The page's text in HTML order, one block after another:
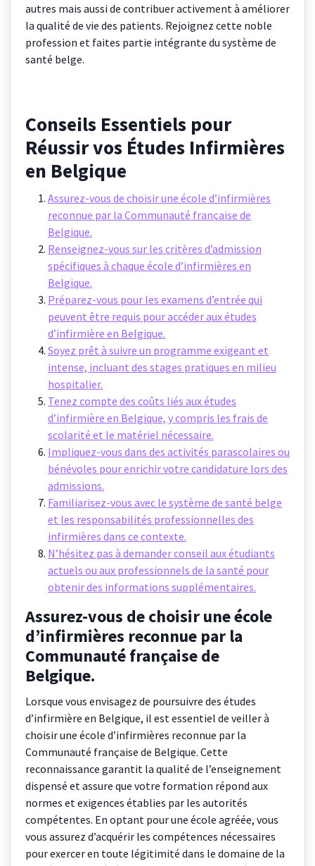
autres mais aussi de contribuer activement à améliorer
la qualité de vie des patients. Rejoignez cette noble
profession et faites partie intégrante du système de
santé belge.
Conseils Essentiels pour
Réussir vos Études Infirmières
en Belgique
Assurez-vous de choisir une école d’infirmières
reconnue par la Communauté française de
Belgique.
Renseignez-vous sur les critères d’admission
spécifiques à chaque école d’infirmières en
Belgique.
Préparez-vous pour les examens d’entrée qui
peuvent être requis pour accéder aux études
d’infirmière en Belgique.
Soyez prêt à suivre un programme exigeant et
intense, incluant des stages pratiques en milieu
hospitalier.
Tenez compte des coûts liés aux études
d’infirmière en Belgique, y compris les frais de
scolarité et le matériel nécessaire.
Impliquez-vous dans des activités parascolaires ou
bénévoles pour enrichir votre candidature lors des
admissions.
Familiarisez-vous avec le système de santé belge
et les responsabilités professionnelles des
infirmières dans ce contexte.
N’hésitez pas à demander conseil aux étudiants
actuels ou aux professionnels de la santé pour
obtenir des informations supplémentaires.
Assurez-vous de choisir une école
d’infirmières reconnue par la
Communauté française de
Belgique.
Lorsque vous envisagez de poursuivre des études
d’infirmière en Belgique, il est essentiel de veiller à
choisir une école d’infirmières reconnue par la
Communauté française de Belgique. Cette
reconnaissance garantit la qualité de l’enseignement
dispensé et assure que votre formation répond aux
normes et exigences établies par les autorités
compétentes. En optant pour une école agréée, vous
vous assurez d’acquérir les compétences nécessaires
pour exercer en toute légitimité dans le domaine de la